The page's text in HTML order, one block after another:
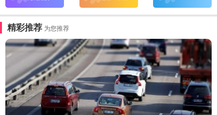
精彩推荐 为您推荐